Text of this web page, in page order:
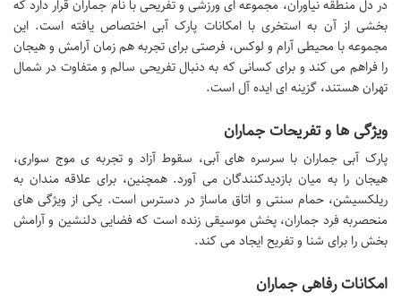
در دل منطقه نیاوران، مجموعه ای ورزشی و تفریحی با نام جماران قرار دارد که
بخشی از آن به استخری با امکانات پارک آبی اختصاص یافته است. این
مجموعه با محیطی آرام و لوکس، فرصتی برای تجربه هم زمان آرامش و هیجان
را فراهم می کند و برای کسانی که به دنبال تفریحی سالم و متفاوت در شمال
تهران هستند، گزینه ای ایده آل است.
ویژگی ها و تفریحات جماران
پارک آبی جماران با سرسره های آبی، سقوط آزاد و تجربه ی موج سواری،
هیجان را به میان بازدیدکنندگان می آورد. همچنین، برای علاقه مندان به
ریلکسیشن، حمام سنتی و اتاق ماساژ در دسترس است. یکی از ویژگی های
منحصربه فرد جماران، پخش موسیقی زنده است که فضایی دلنشین و آرامش
بخش را برای شنا و تفریح ایجاد می کند.
امکانات رفاهی جماران